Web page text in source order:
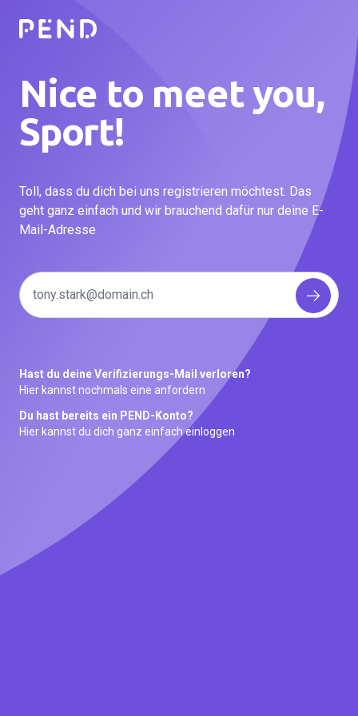
Nice to meet you,
Sport!
Toll, dass du dich bei uns registrieren möchtest. Das
geht ganz einfach und wir brauchend dafür nur deine E-
Mail-Adresse
Hast du deine Verifizierungs-Mail verloren?
Hier kannst nochmals eine anfordern
Du hast bereits ein PEND-Konto?
Hier kannst du dich ganz einfach einloggen